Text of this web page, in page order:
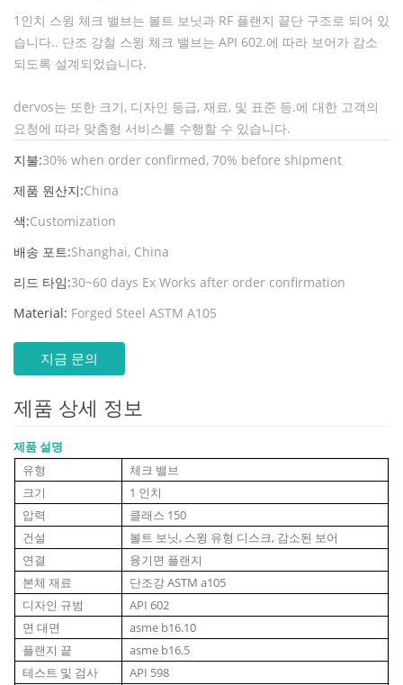
1인치 스윙 체크 밸브는 볼트 보닛과 RF 플랜지 끝단 구조로 되어 있
습니다.. 단조 강철 스윙 체크 밸브는 API 602.에 따라 보어가 감소
되도록 설계되었습니다.
dervos는 또한 크기, 디자인 등급, 재료, 및 표준 등.에 대한 고객의
요청에 따라 맞춤형 서비스를 수행할 수 있습니다.
지불:30% when order confirmed, 70% before shipment
제품 원산지:China
색:Customization
배송 포트:Shanghai, China
리드 타임:30~60 days Ex Works after order confirmation
Material: Forged Steel ASTM A105
지금 문의
제품 상세 정보
제품 설명
유형
체크 밸브
크기
1 인치
압력
클래스 150
건설
볼트 보닛, 스윙 유형 디스크, 감소된 보어
연결
융기면 플랜지
본체 재료
단조강 ASTM a105
디자인 규범
API 602
면 대면
asme b16.10
플랜지 끝
asme b16.5
테스트 및 검사
API 598